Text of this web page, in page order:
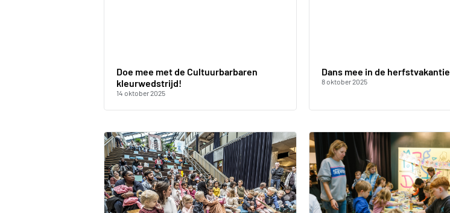
Doe mee met de Cultuurbarbaren
kleurwedstrijd!
14 oktober 2025
Dans mee in de herfstvakantie
8 oktober 2025